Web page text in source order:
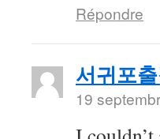
Répondre
서귀포
19